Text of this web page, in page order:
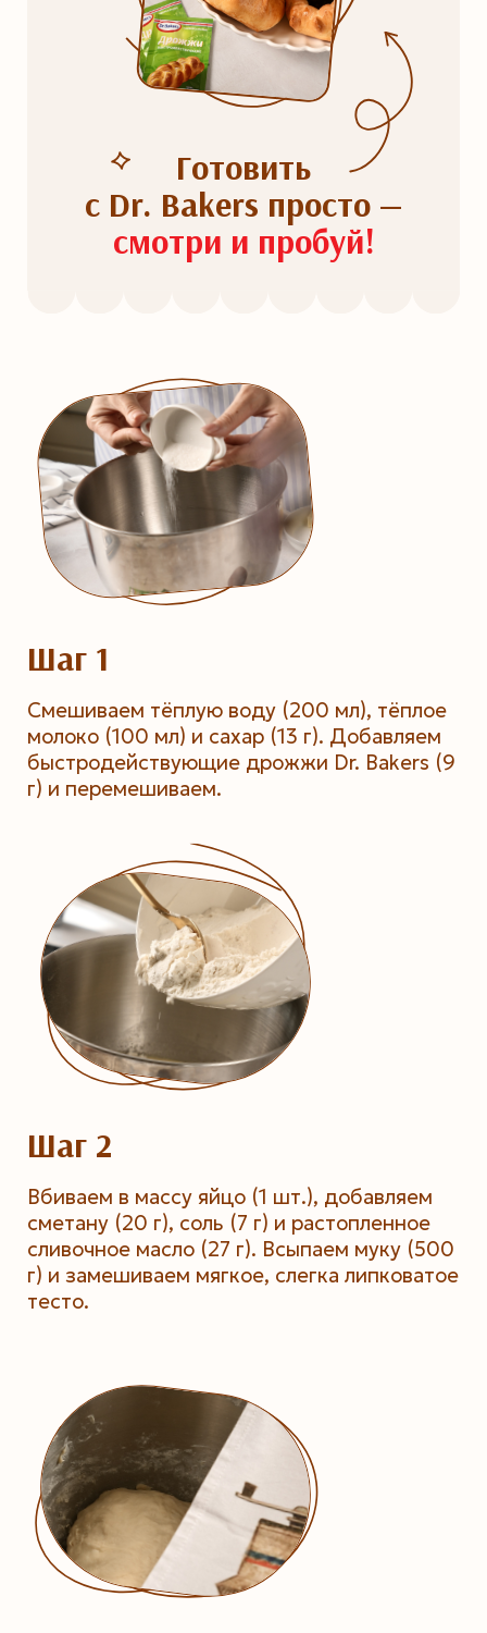
Готовить
с Dr. Bakers просто —
смотри и пробуй!
Шаг 1
Смешиваем тёплую воду (200 мл), тёплое
молоко (100 мл) и сахар (13 г). Добавляем
быстродействующие дрожжи Dr. Bakers (9
г) и перемешиваем.
Шаг 2
Вбиваем в массу яйцо (1 шт.), добавляем
сметану (20 г), соль (7 г) и растопленное
сливочное масло (27 г). Всыпаем муку (500
г) и замешиваем мягкое, слегка липковатое
тесто.